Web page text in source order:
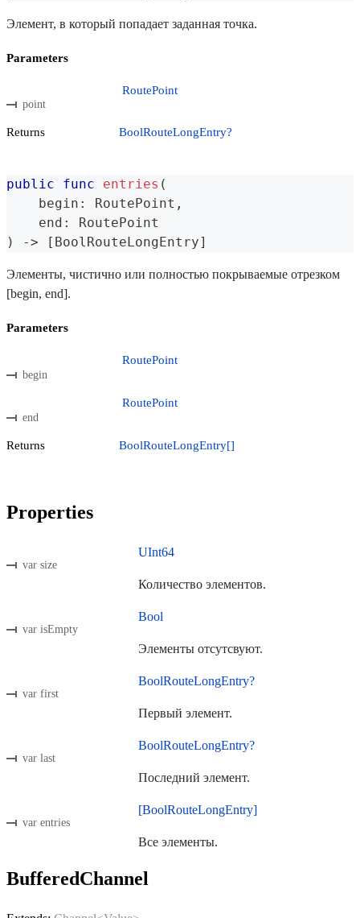
Элемент, в который попадает заданная точка.
Parameters
point
RoutePoint
Returns BoolRouteLongEntry?
public func entries (
    begin
: RoutePoint ,
    end
:
RoutePoint
)
-> [ BoolRouteLongEntry]
Элементы, чистично или полностью покрываемые отрезком
[begin, end].
Parameters
begin
RoutePoint
end
RoutePoint
Returns BoolRouteLongEntry[]
Properties
var size
UInt64
Количество элементов.
var isEmpty
Bool
Элементы отсутсвуют.
var first
BoolRouteLongEntry?
Первый элемент.
var last
BoolRouteLongEntry?
Последний элемент.
var entries
[BoolRouteLongEntry]
Все элементы.
BufferedChannel